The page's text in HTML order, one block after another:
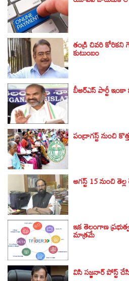
తండ్రి చివరి కోరికని
కుటుంబం
బీఆర్ఎస్‌ పార్టీ ఇంకా
పంద్రాగస్ట్ నుంచి
ఆగస్ట్ 15 నుంచి
ఇక తెలంగాణ
మాత్రమే
విసి సజ్జనార్‌